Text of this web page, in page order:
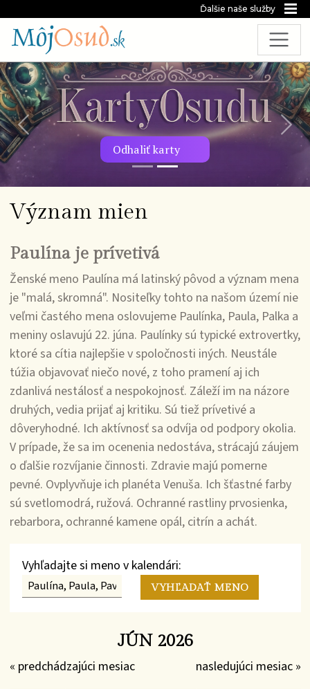
Ďalšie naše služby
Odhaliť karty
Predchádzajúca snímka
Význam mien
Paulína je prívetivá
Ženské meno Paulína má latinský pôvod a význam mena
je "malá, skromná". Nositeľky tohto na našom území nie
veľmi častého mena oslovujeme Paulínka, Paula, Palka a
meniny oslavujú 22. júna. Paulínky sú typické extrovertky,
ktoré sa cítia najlepšie v spoločnosti iných. Neustále
túžia objavovať niečo nové, z toho pramení aj ich
zdanlivá nestálosť a nespokojnosť. Záleží im na názore
druhých, vedia prijať aj kritiku. Sú tiež prívetivé a
dôveryhodné. Ich aktívnosť sa odvíja od podpory okolia.
V prípade, že sa im ocenenia nedostáva, strácajú záujem
o ďalšie rozvíjanie činnosti. Zdravie majú pomerne
pevné. Ovplyvňuje ich planéta Venuša. Ich šťastné farby
sú svetlomodrá, ružová. Ochranné rastliny prvosienka,
rebarbora, ochranné kamene opál, citrín a achát.
Vyhľadajte si meno v kalendári:
JÚN 2026
« predchádzajúci mesiac nasledujúci mesiac »